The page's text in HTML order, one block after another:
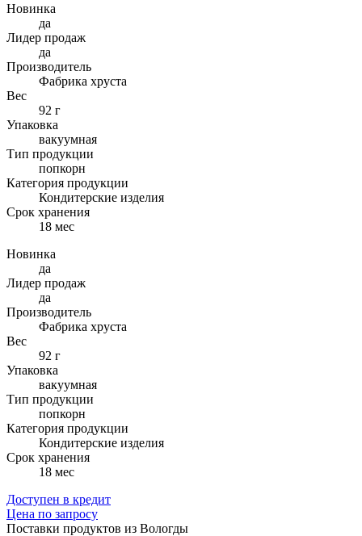
Новинка
да
Лидер продаж
да
Производитель
Фабрика хруста
Вес
92 г
Упаковка
вакуумная
Тип продукции
попкорн
Категория продукции
Кондитерские изделия
Cрок хранения
18 мес
Новинка
да
Лидер продаж
да
Производитель
Фабрика хруста
Вес
92 г
Упаковка
вакуумная
Тип продукции
попкорн
Категория продукции
Кондитерские изделия
Cрок хранения
18 мес
Доступен в кредит
Цена по запросу
Поставки продуктов из Вологды